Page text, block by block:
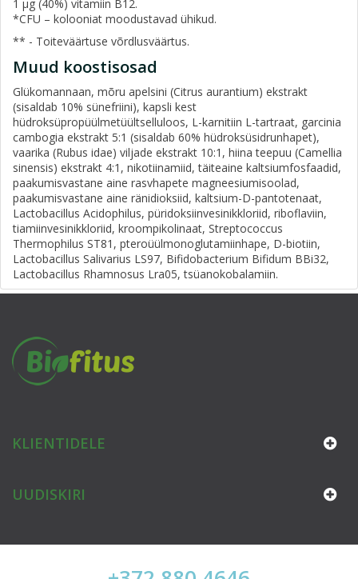
1 μg (40%) vitamiin B12.
*CFU – kolooniat moodustavad ühikud.
** - Toiteväärtuse võrdlusväärtus.
Muud koostisosad
Glükomannaan, mõru apelsini (Citrus aurantium) ekstrakt
(sisaldab 10% sünefriini), kapsli kest
hüdroksüpropüülmetüültselluloos, L-karnitiin L-tartraat, garcinia
cambogia ekstrakt 5:1 (sisaldab 60% hüdroksüsidrunhapet),
vaarika (Rubus idae) viljade ekstrakt 10:1, hiina teepuu (Camellia
sinensis) ekstrakt 4:1, nikotiinamiid, täiteaine kaltsiumfosfaadid,
paakumisvastane aine rasvhapete magneesiumisoolad,
paakumisvastane aine ränidioksiid, kaltsium-D-pantotenaat,
Lactobacillus Acidophilus, püridoksiinvesinikkloriid, riboflaviin,
tiamiinvesinikkloriid, kroompikolinaat, Streptococcus
Thermophilus ST81, pteroüülmonoglutamiinhape, D-biotiin,
Lactobacillus Salivarius LS97, Bifidobacterium Bifidum BBi32,
Lactobacillus Rhamnosus Lra05, tsüanokobalamiin.
KLIENTIDELE
UUDISKIRI